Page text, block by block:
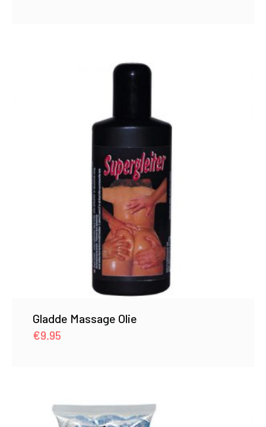
Gladde Massage Olie
€9.95